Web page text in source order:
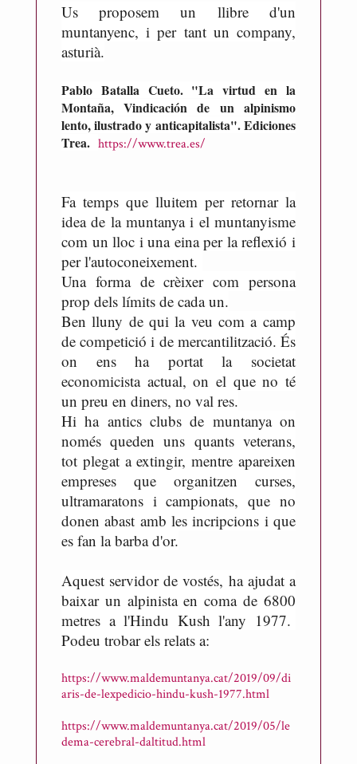
R
i
c
r
t
d
e
s
o
n
e
s
Us proposem un llibre d'un
muntanyenc, i per tant un company,
asturià.
Pablo Batalla Cueto. "La virtud en la
Montaña, Vindicación de un alpinismo
lento, ilustrado y anticapitalista". Ediciones
Trea.https://www.trea.es/
Fa temps que lluitem per retornar la
idea de la muntanya i el muntanyisme
com un lloc i una eina per la reflexió i
per l'autoconeixement.
Una forma de crèixer com persona
prop dels límits de cada un.
Ben lluny de qui la veu com a camp
de competició i de mercantilització. És
on ens ha portat la societat
economicista actual, on el que no té
un preu en diners, no val res.
Hi ha antics clubs de muntanya on
només queden uns quants veterans,
tot plegat a extingir, mentre apareixen
empreses que organitzen curses,
ultramaratons i campionats, que no
donen abast amb les incripcions i que
es fan la barba d'or.
Aquest servidor de vostés, ha ajudat a
baixar un alpinista en coma de 6800
metres a l'Hindu Kush l'any 1977.
Podeu trobar els relats a:
https://www.maldemuntanya.cat/2019/09/di
aris-de-lexpedicio-hindu-kush-1977.html
https://www.maldemuntanya.cat/2019/05/le
dema-cerebral-daltitud.html